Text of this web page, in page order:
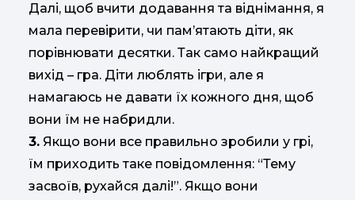
Далі, щоб вчити додавання та віднімання, я
мала перевірити, чи пам’ятають діти, як
порівнювати десятки. Так само найкращий
вихід – гра. Діти люблять ігри, але я
намагаюсь не давати їх кожного дня, щоб
вони їм не набридли.
3. Якщо вони все правильно зробили у грі,
їм приходить таке повідомлення: “Тему
засвоїв, рухайся далі!”. Якщо вони